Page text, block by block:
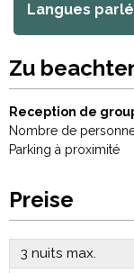
Langues
Zu
Reception de
Nombre de
Parking à proximité
Preise
3 nuits max.